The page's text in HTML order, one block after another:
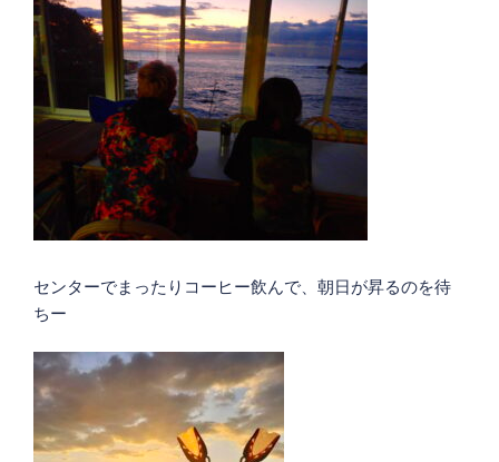
センターでまったりコーヒー飲んで、朝日が昇るのを待
ちー